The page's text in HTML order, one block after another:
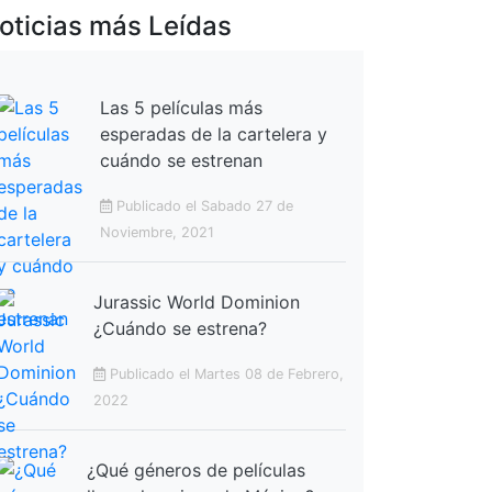
más Leídas
Las 5 películas más
esperadas de la cartelera y
cuándo se estrenan
Publicado el Sabado 27 de
Noviembre, 2021
Jurassic World Dominion
¿Cuándo se estrena?
Publicado el Martes 08 de Febrero,
2022
¿Qué géneros de películas